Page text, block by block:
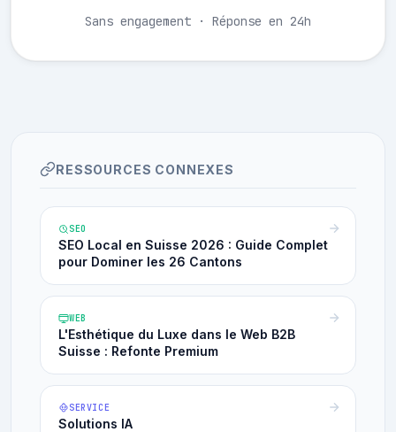
Sans engagement · Réponse en 24h
RESSOURCES CONNEXES
SEO
SEO Local en Suisse 2026 : Guide Complet
pour Dominer les 26 Cantons
WEB
L'Esthétique du Luxe dans le Web B2B
Suisse : Refonte Premium
SERVICE
Solutions IA